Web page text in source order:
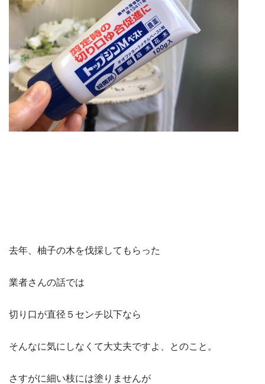
去年、柚子の木を伐採してもらった
業者さんの話では
切り口が直径５センチ以下なら
そんなに気にしなくて大丈夫ですよ、とのこと。
さすがに細い枝には塗りませんが